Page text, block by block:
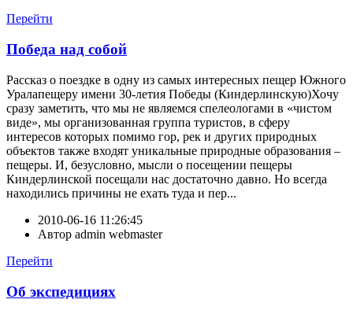
Перейти
Победа над собой
Рассказ о поездке в одну из самых интересных пещер Южного
Уралапещеру имени 30-летия Победы (Киндерлинскую)Хочу
сразу заметить, что мы не являемся спелеологами в «чистом
виде», мы организованная группа туристов, в сферу
интересов которых помимо гор, рек и других природных
объектов также входят уникальные природные образования –
пещеры. И, безусловно, мысли о посещении пещеры
Киндерлинской посещали нас достаточно давно. Но всегда
находились причины не ехать туда и пер...
2010-06-16 11:26:45
Автор admin webmaster
Перейти
Об экспедициях